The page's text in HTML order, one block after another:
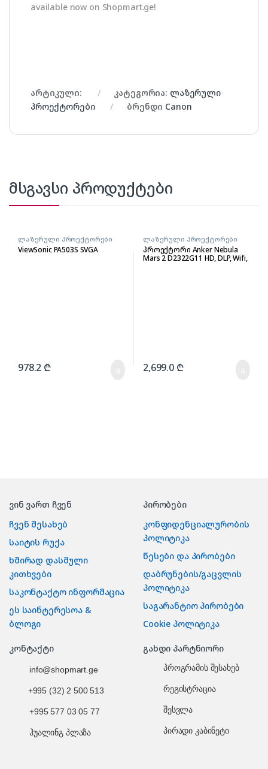
available now on Shopmart.ge!
არტიკული: კატეგორია: ლაზერული
პროექტორები
ბრენდი Canon
მსგავსი პროდუქტები
ლაზერული პროექტორები
ViewSonic PA503S SVGA
978.2 ₾
ლაზერული პროექტორები
პროექტორი Anker Nebula
Mars 2 D2322G11 HD, DLP, Wifi,
2,699.0 ₾
ვინ ვართ ჩვენ
ჩვენ შესახებ
საიტის რუქა
ხშირად დასმული
კითხვები
საკონტაქტო ინფორმაცია
ეს საინტერესოა &
ბლოგი
პირობები
კონფიდენციალურობის
პოლიტიკა
წესები და პირობები
დაბრუნების/გაცვლის
პოლიტიკა
საგარანტიო პირობები
Cookie პოლიტიკა
კონტაქტი
info@shopmart.ge
+995 (32) 2 500 513
+995 577 03 05 77
ჰუალინგ პლაზა
გახდი პარტნიორი
პროგრამის შესახებ
რეგისტრაცია
შესვლა
პირადი კაბინეტი